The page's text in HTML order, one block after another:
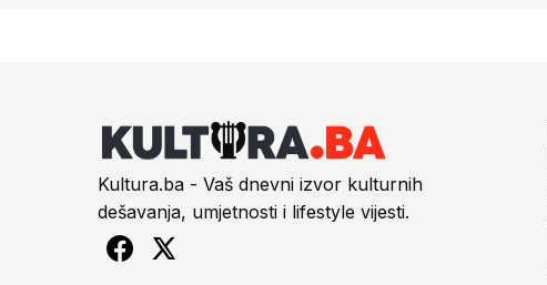
Kultura.ba - Vaš dnevni izvor kulturnih
dešavanja, umjetnosti i lifestyle vijesti.